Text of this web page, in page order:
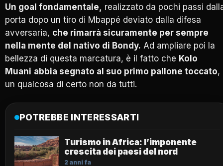
Un goal fondamentale,
realizzato da pochi passi
porta dopo un tiro di Mbappé deviato dalla difesa
avversaria, che rimarrà sicuramente per sempre
nella mente del nativo di Bondy. Ad ampliare poi la
bellezza di questa marcatura, è il fatto che Kolo
Muani abbia segnato al suo primo pallone toccato,
un qualcosa di certo non da tutti.
POTREBBE INTERESSARTI
Turismo in Africa: l’imponente
crescita dei paesi del nord
2 anni fa